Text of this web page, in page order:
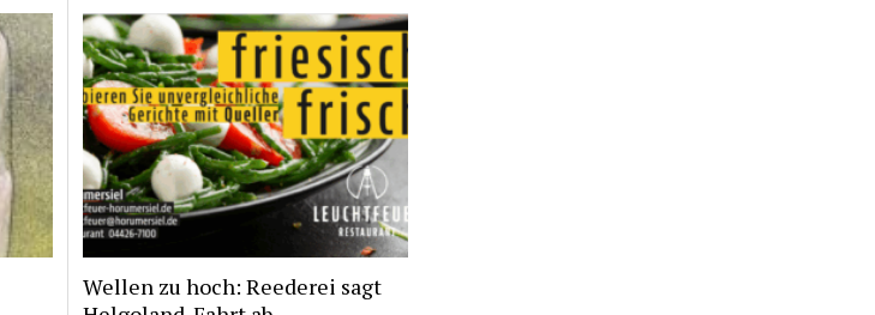
Wellen zu hoch: Reederei sagt